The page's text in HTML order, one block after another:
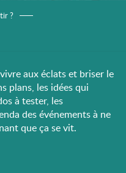
?
aux éclats et briser le
plans, les idées qui
à tester, les
des événements à ne
que ça se vit.